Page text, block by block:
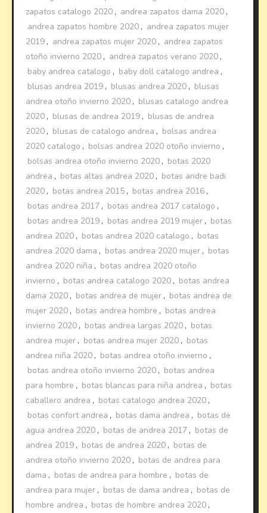
zapatos catalogo 2020 , andrea zapatos dama 2020 ,
andrea zapatos hombre 2020 , andrea zapatos mujer
2019 , andrea zapatos mujer 2020 , andrea zapatos
otoño invierno 2020 , andrea zapatos verano 2020 ,
baby andrea catalogo , baby doll catalogo andrea ,
blusas andrea 2019 , blusas andrea 2020 , blusas
andrea otoño invierno 2020 , blusas catalogo andrea
2020 , blusas de andrea 2019 , blusas de andrea
2020 , blusas de catalogo andrea , bolsas andrea
2020 catalogo , bolsas andrea 2020 otoño invierno ,
bolsas andrea otoño invierno 2020 , botas 2020
andrea , botas altas andrea 2020 , botas andre badi
2020 , botas andrea 2015 , botas andrea 2016 ,
botas andrea 2017 , botas andrea 2017 catalogo ,
botas andrea 2019 , botas andrea 2019 mujer , botas
andrea 2020 , botas andrea 2020 catalogo , botas
andrea 2020 dama , botas andrea 2020 mujer , botas
andrea 2020 niña , botas andrea 2020 otoño
invierno , botas andrea catalogo 2020 , botas andrea
dama 2020 , botas andrea de mujer , botas andrea de
mujer 2020 , botas andrea hombre , botas andrea
invierno 2020 , botas andrea largas 2020 , botas
andrea mujer , botas andrea mujer 2020 , botas
andrea niña 2020 , botas andrea otoño invierno ,
botas andrea otoño invierno 2020 , botas andrea
para hombre , botas blancas para niña andrea , botas
caballero andrea , botas catalogo andrea 2020 ,
botas confort andrea , botas dama andrea , botas de
agua andrea 2020 , botas de andrea 2017 , botas de
andrea 2019 , botas de andrea 2020 , botas de
andrea otoño invierno 2020 , botas de andrea para
dama , botas de andrea para hombre , botas de
andrea para mujer , botas de dama andrea , botas de
hombre andrea , botas de hombre andrea 2020 ,